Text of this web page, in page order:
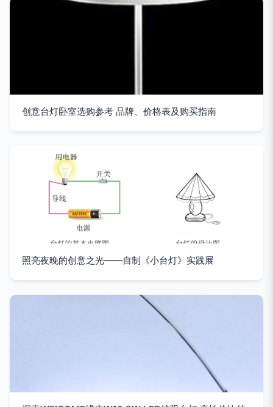
创意台灯卧室选购参考 品牌、价格表及购买指南
照亮夜晚的创意之光——自制《小台灯》实践展